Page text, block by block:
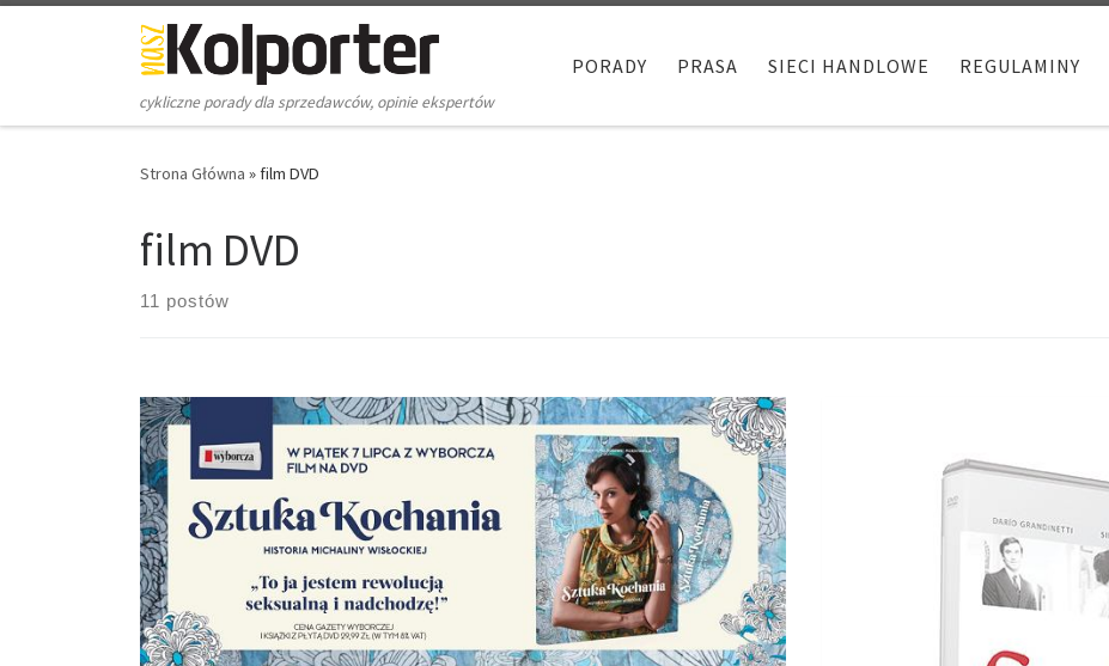
Skip to content
cykliczne porady dla sprzedawców, opinie ekspertów
PORADY PRASA SIECI HANDLOWE REGULAMINY
Strona Główna »film DVD
film DVD
11 postów